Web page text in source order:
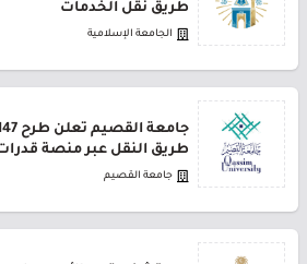
طريق نقل الخدمات
الجامعة الإسلامية
طريق النقل عبر منصة
جامعة القصيم